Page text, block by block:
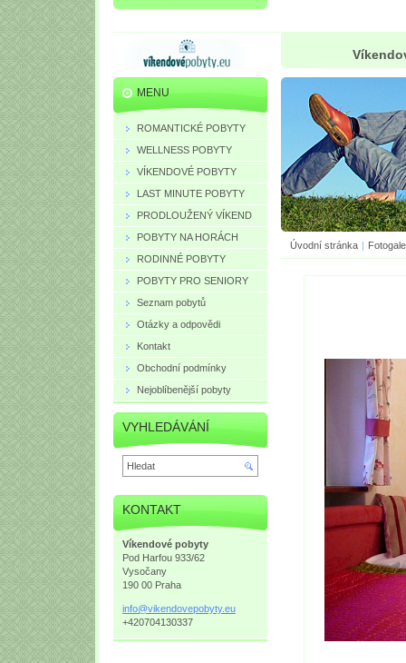
Úvodní stránka |
MENU
ROMANTICKÉ POBYTY
WELLNESS POBYTY
VÍKENDOVÉ POBYTY
LAST MINUTE POBYTY
PRODLOUŽENÝ VÍKEND
POBYTY NA HORÁCH
RODINNÉ POBYTY
POBYTY PRO SENIORY
Seznam pobytů
Otázky a odpovědi
Kontakt
Obchodní podmínky
Nejoblíbenější pobyty
VYHLEDÁVÁNÍ
KONTAKT
Víkendové pobyty
Pod Harfou 933/62
Vysočany
190 00 Praha
info@vikendovepobyty.eu
+420704130337